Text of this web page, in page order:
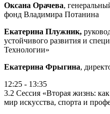
Оксана Орачева,
фонд Владимира Потанина
Екатерина Плужник,
устойчивого развития и
Технологии»
Екатерина Фрыгина,
12:25 - 13:35
3.2 Сессия «Вторая жизнь:
мир искусства, спорта и